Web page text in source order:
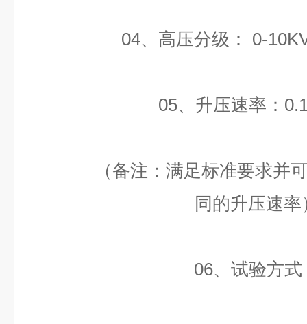
04、高压分级： 0-
05、升压速率：
（备注：满足标准要求并可
同的升压速率
06、试验方式